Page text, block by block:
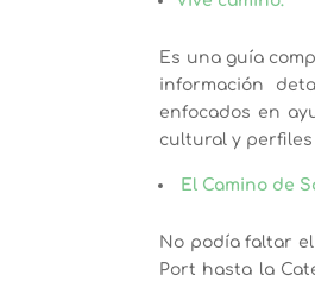
Es una guía
información
enfocados en
cultural y
El Camino de
No podía faltar
Port hasta la